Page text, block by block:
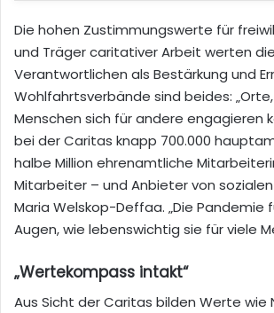
Die hohen Zustimmungswerte für
und Träger caritativer Arbeit werten
Verantwortlichen als Bestärkung und
Wohlfahrtsverbände sind beides:
Menschen sich für andere engagieren
bei der Caritas knapp 700.000
halbe Million ehrenamtliche
Mitarbeiter – und Anbieter von sozialen
Maria Welskop-Deffaa. „Die Pandemie
Augen, wie lebenswichtig sie für viele
„Wertekompass intakt“
Aus Sicht der Caritas bilden Werte wie